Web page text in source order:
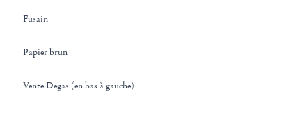
Fusain
Papier brun
Vente Degas (en bas à gauche)